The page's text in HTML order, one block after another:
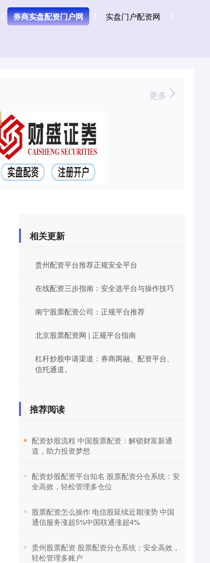
券商实盘配资门户网 实盘门户配资网
更多
相关更新
贵州配资平台推荐正规安全平台
在线配资三步指南：安全选平台与操作技巧
南宁股票配资公司：正规平台推荐
北京股票配资网 | 正规平台指南
杠杆炒股申请渠道：券商两融、配资平台、
信托通道。
推荐阅读
​配资炒股流程 中国股票配资：解锁财富新通
道，助力投资梦想
​配资炒股配资平台知名 股票配资分仓系统：安
全高效，轻松管理多仓位
​股票配资怎么操作 电信股延续近期涨势 中国
通信服务涨超5%中国联通涨超4%
​贵州股票配资 股票配资分仓系统：安全高效，
轻松管理多账户